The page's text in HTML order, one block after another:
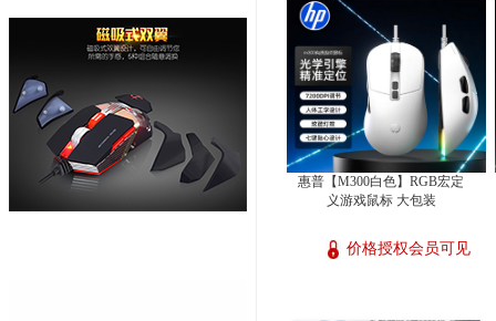
惠普【M300白色】RGB宏定
义游戏鼠标 大包装
价格授权会员可见